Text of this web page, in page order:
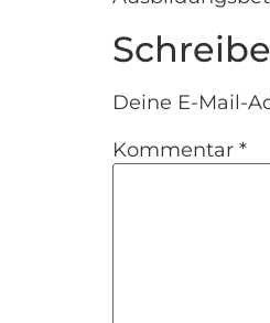
Deine E-Mail-
Kommentar *